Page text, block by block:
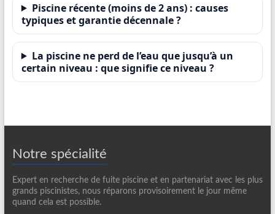
Piscine récente (moins de 2 ans) : causes
typiques et garantie décennale ?
La piscine ne perd de l’eau que jusqu’à un
certain niveau : que signifie ce niveau ?
Notre spécialité
Expert en recherche de fuite piscine et en partenariat avec les plus
grands piscinistes, nous réparons provisoirement le jour même
quand cela est possible.